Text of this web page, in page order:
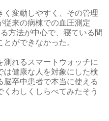
く変動しやすく、その管理
従来の病棟での血圧測定
方法が中心で、寝ている間
ができなかった。
測れるスマートウォッチに
は健康な人を対象にした検
卒中患者で本当に使える
わしくしらべてみたそう